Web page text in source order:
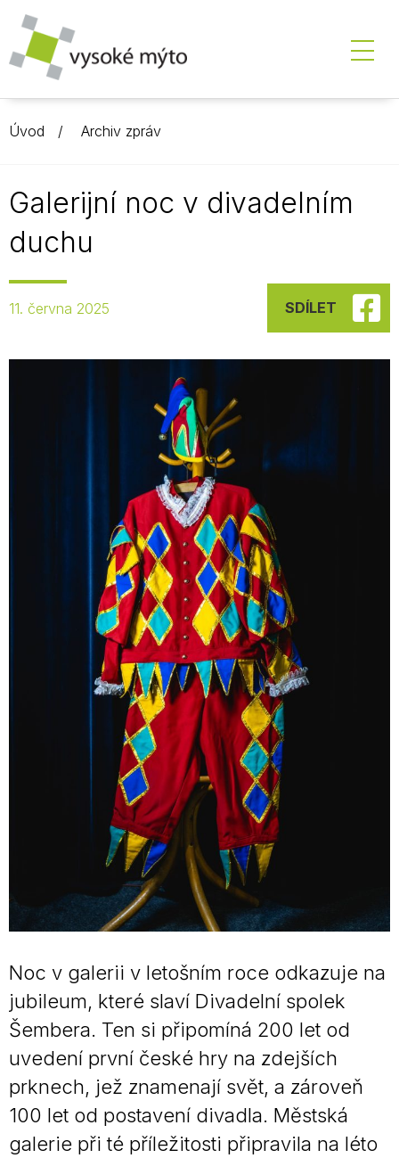
Úvod Archiv zpráv
Galerijní noc v divadelním
duchu
11. června 2025 SDÍLET
Noc v galerii v letošním roce odkazuje na
jubileum, které slaví Divadelní spolek
Šembera. Ten si připomíná 200 let od
uvedení první české hry na zdejších
prknech, jež znamenají svět, a zároveň
100 let od postavení divadla. Městská
galerie při té příležitosti připravila na léto